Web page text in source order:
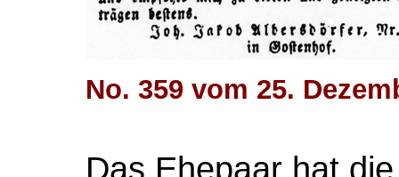
No. 359 vom 25.
Das Ehepaar hat